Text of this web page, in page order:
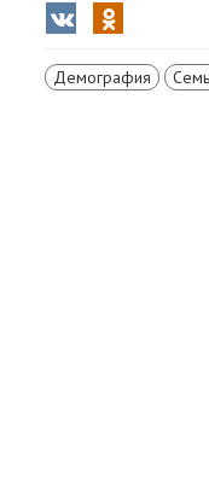
Демография